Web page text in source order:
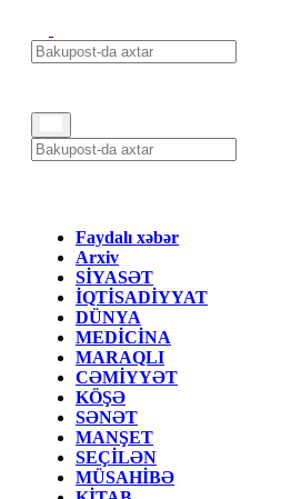
Faydalı xəbər
Arxiv
SİYASƏT
İQTİSADİYYAT
DÜNYA
MEDİCİNA
MARAQLI
CƏMİYYƏT
KÖŞƏ
SƏNƏT
MANŞET
SEÇİLƏN
MÜSAHİBƏ